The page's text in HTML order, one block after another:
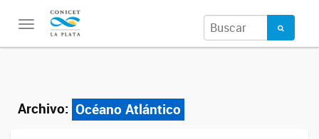
Toggle
navigation
Archivo: Océano Atlántico